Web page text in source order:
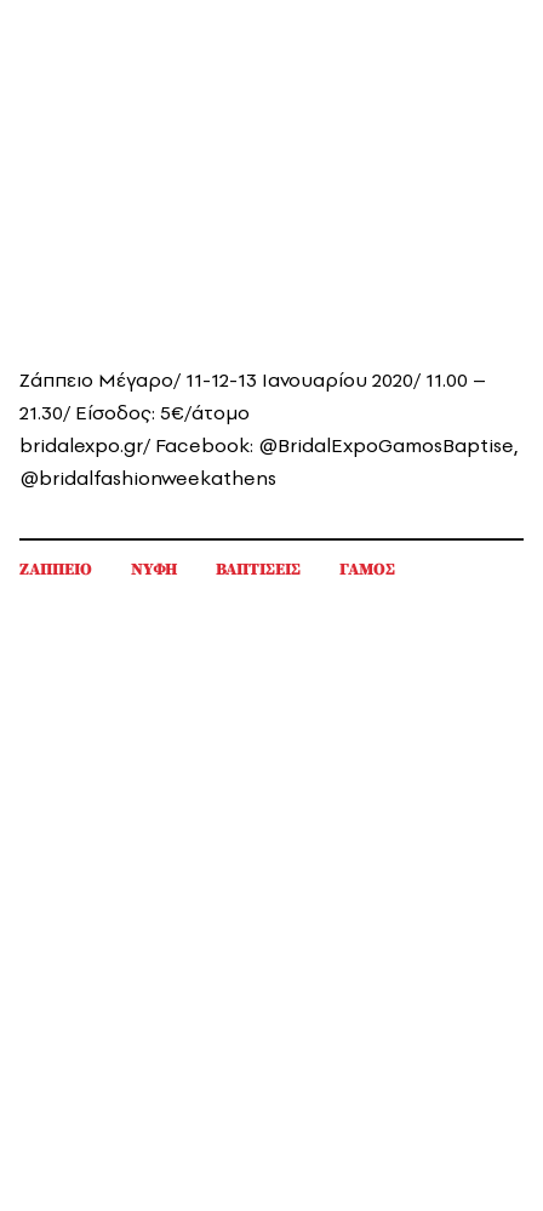
Ζάππειο Μέγαρο/ 11-12-13 Ιανουαρίου 2020/ 11.00 –
21.30/ Είσοδος: 5€/άτομο
bridalexpo.gr/ Facebook: @BridalExpoGamosBaptise,
@bridalfashionweekathens
ΖΑΠΠΕΙΟ ΝΥΦΗ ΒΑΠΤΙΣΕΙΣ ΓΑΜΟΣ